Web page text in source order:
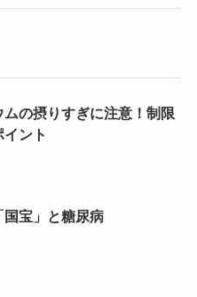
ムの摂りすぎに注意！制限
イント
国宝」と糖尿病